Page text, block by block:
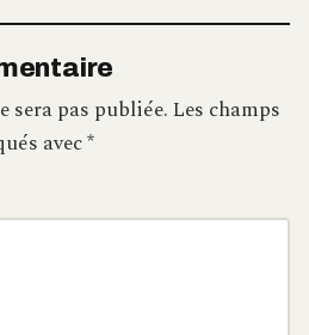
sera pas publiée.Les champs
avec*